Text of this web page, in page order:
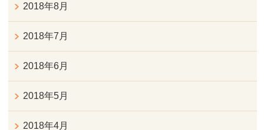
2018年8月
2018年7月
2018年6月
2018年5月
2018年4月